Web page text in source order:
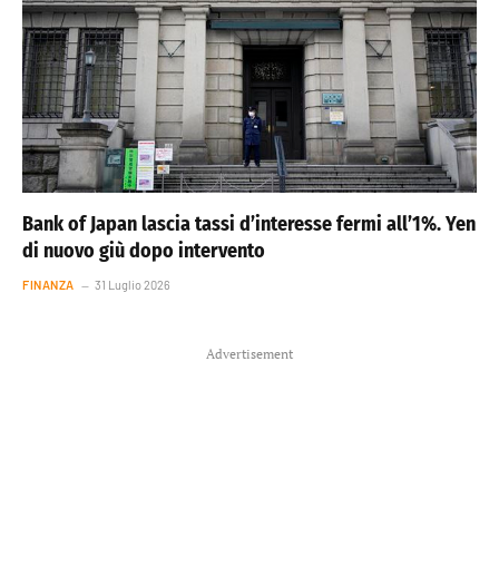
Bank of Japan lascia tassi d’interesse fermi all’1%. Yen
di nuovo giù dopo intervento
FINANZA 31 Luglio 2026
Advertisement